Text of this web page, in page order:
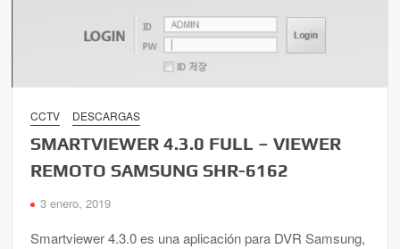
CCTV DESCARGAS
SMARTVIEWER 4.3.0 FULL – VIEWER
REMOTO SAMSUNG SHR-6162
3 enero, 2019
Smartviewer 4.3.0 es una aplicación para DVR Samsung,